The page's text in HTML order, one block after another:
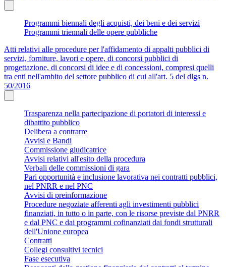
Programmi biennali degli acquisti, dei beni e dei servizi
Programmi triennali delle opere pubbliche
Atti relativi alle procedure per l'affidamento di appalti pubblici di
servizi, forniture, lavori e opere, di concorsi pubblici di
progettazione, di concorsi di idee e di concessioni, compresi quelli
tra enti nell'ambito del settore pubblico di cui all'art. 5 del dlgs n.
50/2016
Trasparenza nella partecipazione di portatori di interessi e
dibattito pubblico
Delibera a contrarre
Avvisi e Bandi
Commissione giudicatrice
Avvisi relativi all'esito della procedura
Verbali delle commissioni di gara
Pari opportunità e inclusione lavorativa nei contratti pubblici,
nel PNRR e nel PNC
Avvisi di preinformazione
Procedure negoziate afferenti agli investimenti pubblici
finanziati, in tutto o in parte, con le risorse previste dal PNRR
e dal PNC e dai programmi cofinanziati dai fondi strutturali
dell'Unione europea
Contratti
Collegi consultivi tecnici
Fase esecutiva